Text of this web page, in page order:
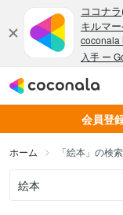
会員登
ホーム 「絵本」の検